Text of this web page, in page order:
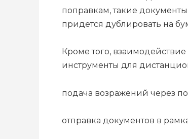
поправкам, такие
придется дублировать на
Кроме того,
инструменты для
подача возражений через
отправка документов в